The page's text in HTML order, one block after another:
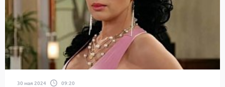
30 мая 2024 09:20